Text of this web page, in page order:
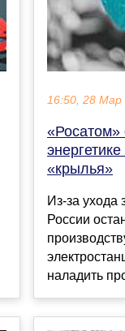
16:50, 28 Мар
«Росатом»
«крылья»
Из-за ухода
России
наладить